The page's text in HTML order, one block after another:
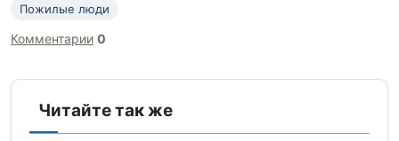
Пожилые люди
Комментарии 0
Читайте так же